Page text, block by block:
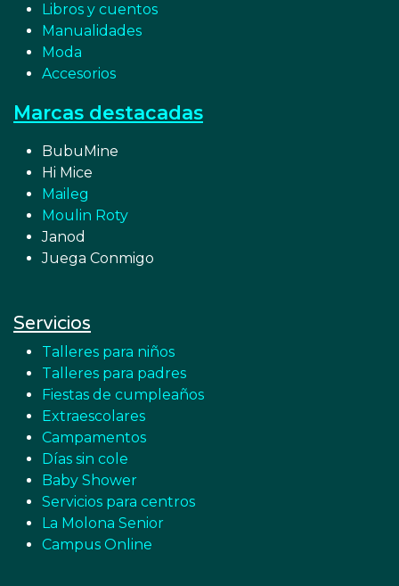
Libros y cuentos
Manualidades
Moda
Accesorios
Marcas destacadas
BubuMine
Hi Mice
Maileg
Moulin Roty
Janod
Juega Conmigo
Servicios
Talleres para niños
Talleres para padres
Fiestas de cumpleaños
Extraescolares
Campamentos
Días sin cole
Baby Shower
Servicios para centros
La Molona Senior
Campus Online